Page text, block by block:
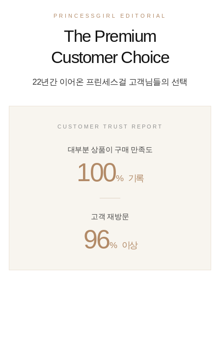
PRINCESSGIRL EDITORIAL
The Premium
Customer Choice
22년간 이어온 프린세스걸 고객님들의 선택
CUSTOMER TRUST REPORT
대부분 상품이 구매 만족도
100% 기록
고객 재방문
96% 이상